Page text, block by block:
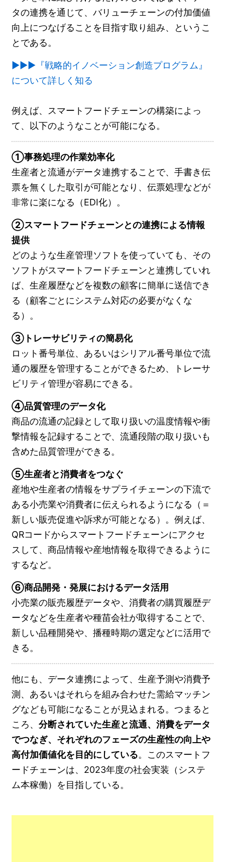
タの連携を通じて、バリューチェーンの付加価値
向上につなげることを目指す取り組み、というこ
とである。
▶▶▶『戦略的イノベーション創造プログラム』
について詳しく知る
例えば、スマートフードチェーンの構築によっ
て、以下のようなことが可能になる。
①事務処理の作業効率化
生産者と流通がデータ連携することで、手書き伝
票を無くした取引が可能となり、伝票処理などが
非常に楽になる（EDI化）。
②スマートフードチェーンとの連携による情報
提供
どのような生産管理ソフトを使っていても、その
ソフトがスマートフードチェーンと連携していれ
ば、生産履歴などを複数の顧客に簡単に送信でき
る（顧客ごとにシステム対応の必要がなくな
る）。
③トレーサビリティの簡易化
ロット番号単位、あるいはシリアル番号単位で流
通の履歴を管理することができるため、トレーサ
ビリティ管理が容易にできる。
④品質管理のデータ化
商品の流通の記録として取り扱いの温度情報や衝
撃情報を記録することで、流通段階の取り扱いも
含めた品質管理ができる。
⑤生産者と消費者をつなぐ
産地や生産者の情報をサプライチェーンの下流で
ある小売業や消費者に伝えられるようになる（＝
新しい販売促進や訴求が可能となる）。例えば、
QRコードからスマートフードチェーンにアクセ
スして、商品情報や産地情報を取得できるように
するなど。
⑥商品開発・発展におけるデータ活用
小売業の販売履歴データや、消費者の購買履歴デ
ータなどを生産者や種苗会社が取得することで、
新しい品種開発や、播種時期の選定などに活用で
きる。
他にも、データ連携によって、生産予測や消費予
測、あるいはそれらを組み合わせた需給マッチン
グなども可能になることが見込まれる。つまると
ころ、分断されていた生産と流通、消費をデータ
でつなぎ、それぞれのフェーズの生産性の向上や
高付加価値化を目的にしている。このスマートフ
ードチェーンは、2023年度の社会実装（システ
ム本稼働）を目指している。